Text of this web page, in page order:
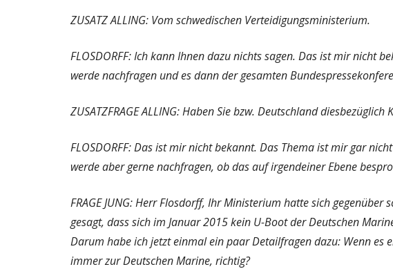
ZUSATZ ALLING: Vom schwedischen Verteidigungsministerium.
FLOSDORFF: Ich kann Ihnen dazu nichts sagen. Das ist mir nicht
werde nachfragen und es dann der gesamten
ZUSATZFRAGE ALLING: Haben Sie bzw. Deutschland
FLOSDORFF: Das ist mir nicht bekannt. Das Thema ist mir gar
werde aber gerne nachfragen, ob das auf irgendeiner Ebene
FRAGE JUNG: Herr Flosdorff, Ihr Ministerium hatte sich
gesagt, dass sich im Januar 2015 kein U-Boot der Deutschen
Darum habe ich jetzt einmal ein paar Detailfragen dazu: Wenn es
immer zur Deutschen Marine, richtig?